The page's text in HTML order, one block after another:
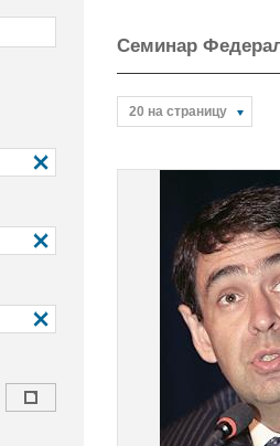
Семинар
20 на страницу